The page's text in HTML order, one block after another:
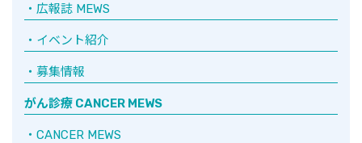
広報誌 MEWS
イベント紹介
募集情報
がん診療 CANCER MEWS
CANCER MEWS